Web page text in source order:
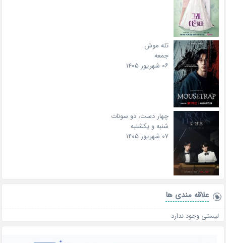
تله موش
جمعه
۰۶ شهریور ۱۴۰۵
چهار دست، دو سونات
شنبه و یکشنبه
۰۷ شهریور ۱۴۰۵
علاقه‌ مندی ها
لیستی وجود ندارد